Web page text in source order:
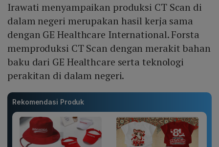
Irawati menyampaikan produksi CT Scan di
dalam negeri merupakan hasil kerja sama
dengan GE Healthcare International. Forsta
memproduksi CT Scan dengan merakit bahan
baku dari GE Healthcare serta teknologi
perakitan di dalam negeri.
Rekomendasi Produk